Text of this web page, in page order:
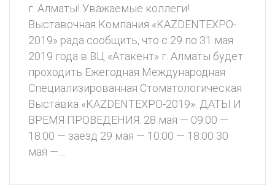
г. Алматы! Уважаемые коллеги!
Выставочная Компания «KAZDENTEXPO-
2019» рада сообщить, что с 29 по 31 мая
2019 года в ВЦ «Атакент» г. Алматы будет
проходить Ежегодная Международная
Специализированная Стоматологическая
Выставка «KAZDENTEXPO-2019». ДАТЫ И
ВРЕМЯ ПРОВЕДЕНИЯ: 28 мая — 09:00 —
18:00 — заезд 29 мая — 10:00 — 18:00 30
мая —…